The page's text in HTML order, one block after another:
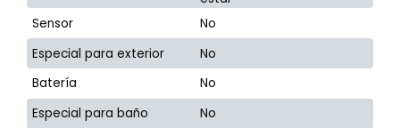
Sensor
No
Especial para exterior
No
Batería
No
Especial para baño
No